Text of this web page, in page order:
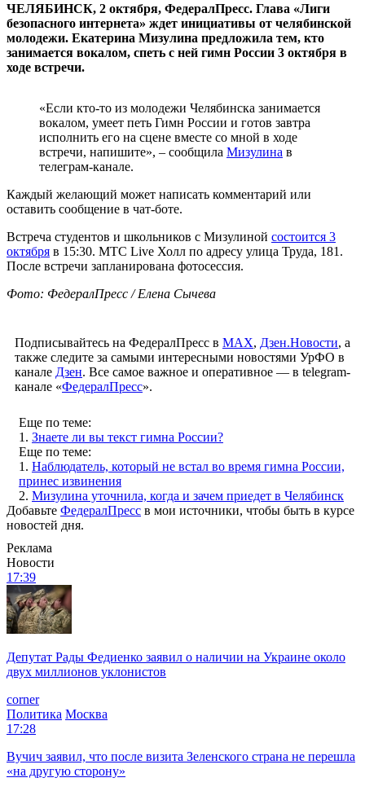
ЧЕЛЯБИНСК, 2 октября, ФедералПресс. Глава «Лиги
безопасного интернета» ждет инициативы от челябинской
молодежи. Екатерина Мизулина предложила тем, кто
занимается вокалом, спеть с ней гимн России 3 октября в
ходе встречи.
«Если кто-то из молодежи Челябинска занимается
вокалом, умеет петь Гимн России и готов завтра
исполнить его на сцене вместе со мной в ходе
встречи, напишите», – сообщила Мизулина в
телеграм-канале.
Каждый желающий может написать комментарий или
оставить сообщение в чат-боте.
Встреча студентов и школьников с Мизулиной состоится 3
октября в 15:30. МТС Live Холл по адресу улица Труда, 181.
После встречи запланирована фотосессия.
Фото: ФедералПресс / Елена Сычева
Подписывайтесь на ФедералПресс в МАХ, Дзен.Новости, а
также следите за самыми интересными новостями УрФО в
канале Дзен. Все самое важное и оперативное — в telegram-
канале «ФедералПресс».
Еще по теме:
1. Знаете ли вы текст гимна России?
Еще по теме:
1. Наблюдатель, который не встал во время гимна России,
принес извинения
2. Мизулина уточнила, когда и зачем приедет в Челябинск
Добавьте ФедералПресс в мои источники, чтобы быть в курсе
новостей дня.
Реклама
Новости
17:39
Депутат Рады Федиенко заявил о наличии на Украине около
двух миллионов уклонистов
corner
Политика Москва
17:28
Вучич заявил, что после визита Зеленского страна не перешла
«на другую сторону»